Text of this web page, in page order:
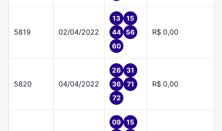
5819 02/04/2022
13
15
44
56
60
R$ 0,00
5820 04/04/2022
26
31
36
71
72
R$ 0,00
09
15